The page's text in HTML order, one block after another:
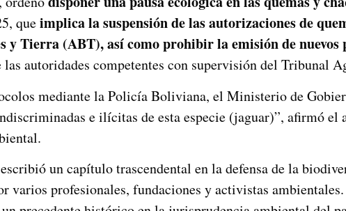
queimplica la suspensión de las autorizaciones de
y Tierra (ABT), así como prohibir la emisión de nuevos
las autoridades competentes con supervisión del Tribunal
mediante la Policía Boliviana, el Ministerio de
e ilícitas de esta especie (jaguar)”, afirmó el
un capítulo trascendental en la defensa de la
varios profesionales, fundaciones y activistas